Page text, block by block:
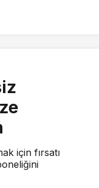
için fırsatı